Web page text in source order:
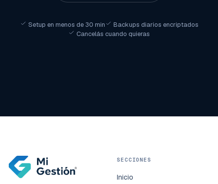
Setup en menos de 30 min
Backups diarios encriptados
Cancelás cuando quieras
SECCIONES
Inicio